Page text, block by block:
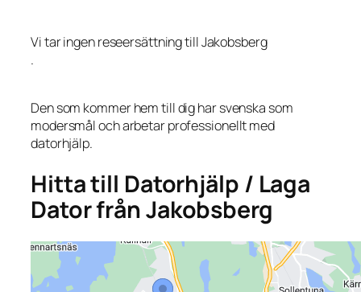
Vi tar ingen reseersättning till Jakobsberg
.
Den som kommer hem till dig har svenska som
modersmål och arbetar professionellt med
datorhjälp.
Hitta till Datorhjälp / Laga
Dator från Jakobsberg